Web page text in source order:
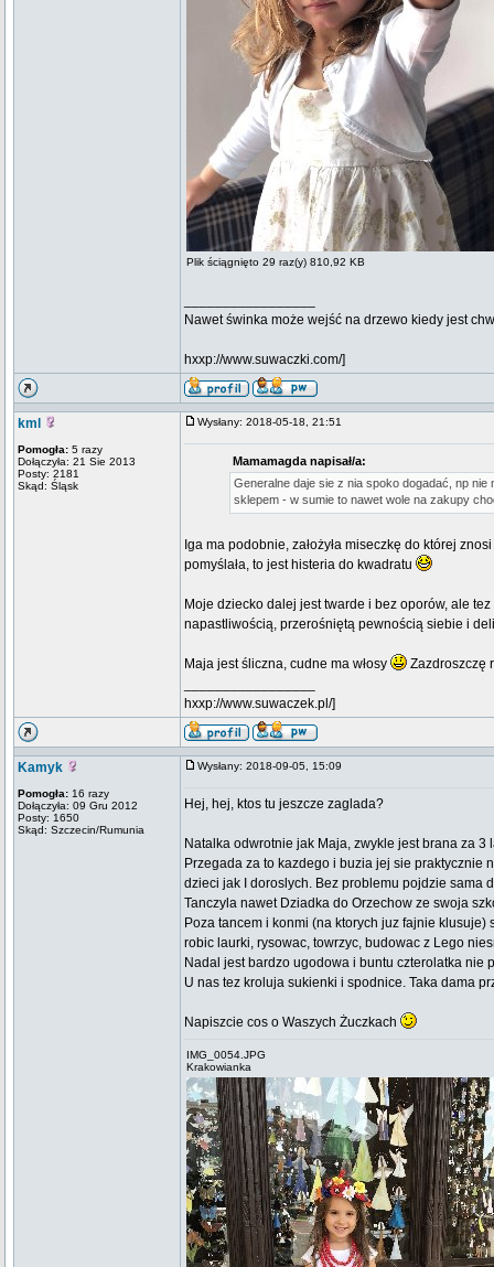
Plik ściągnięto 29 raz(y) 810,92 KB
Nawet świnka może wejść na drzewo kiedy jest
hxxp://www.suwaczki.com/]
kml
Pomogła: 5 razy
Dołączyła: 21 Sie 2013
Posty: 2181
Skąd: Śląsk
Wysłany: 2018-05-18, 21:51
Mamamagda napisał/a:
Generalne daje sie z nia spoko dogadać, np
sklepem - w sumie to nawet wole na zakupy
Iga ma podobnie, założyła miseczkę do której
pomyślała, to jest histeria do kwadratu
Moje dziecko dalej jest twarde i bez oporów, ale
napastliwością, przerośniętą pewnością siebie i
Maja jest śliczna, cudne ma włosy
Zazdroszczę
hxxp://www.suwaczek.pl/]
Kamyk
Pomogła: 16 razy
Dołączyła: 09 Gru 2012
Posty: 1650
Skąd: Szczecin/Rumunia
Wysłany: 2018-09-05, 15:09
Hej, hej, ktos tu jeszcze zaglada?
Natalka odwrotnie jak Maja, zwykle jest brana za
Przegada za to kazdego i buzia jej sie praktycznie
dzieci jak I doroslych. Bez problemu pojdzie
Tanczyla nawet Dziadka do Orzechow ze swoja
Poza tancem i konmi (na ktorych juz fajnie
robic laurki, rysowac, towrzyc, budowac z Lego
Nadal jest bardzo ugodowa i buntu czterolatka nie
U nas tez kroluja sukienki i spodnice. Taka dama
Napiszcie cos o Waszych Żuczkach
IMG_0054.JPG
Krakowianka